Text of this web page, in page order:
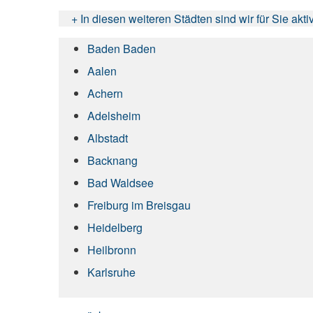
+ In diesen weiteren Städten sind wir für Sie
Baden Baden
Aalen
Achern
Adelsheim
Albstadt
Backnang
Bad Waldsee
Freiburg im Breisgau
Heidelberg
Heilbronn
Karlsruhe